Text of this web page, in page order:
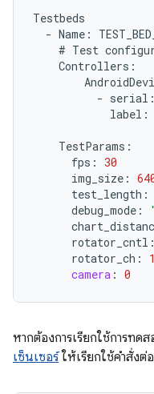
Testbeds
- Name :
# Test
Controllers :
- serial :
label :
TestParams :
fps : 30
img_size :
test_length :
debug_mode :
rotator_cntl :
rotator_ch :
1
camera : 0
หากต้องการเรียกใช้การทดส
เซ็นเซอร์ให้เรียกใช้คำสั่งต่